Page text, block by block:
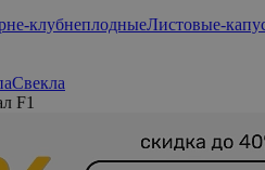
клубнеплодныеЛистовые-
Свекла
F1